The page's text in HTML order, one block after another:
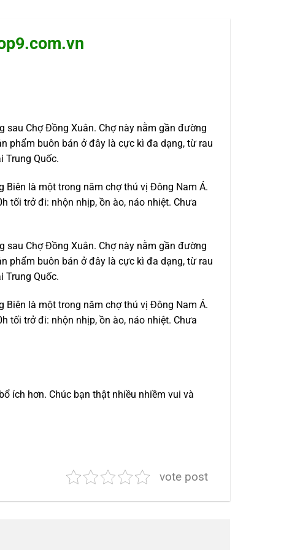
Chợ Đồng Xuân. Chợ này nằm gần đường
phẩm buôn bán ở đây là cực kì đa dạng, từ rau
Trung Quốc.
Biên là một trong năm chợ thú vị Đông Nam Á.
tối trở đi: nhộn nhịp, ồn ào, náo nhiệt. Chưa
Chợ Đồng Xuân. Chợ này nằm gần đường
phẩm buôn bán ở đây là cực kì đa dạng, từ rau
Trung Quốc.
Biên là một trong năm chợ thú vị Đông Nam Á.
tối trở đi: nhộn nhịp, ồn ào, náo nhiệt. Chưa
ích hơn. Chúc bạn thật nhiều nhiềm vui và
vote post